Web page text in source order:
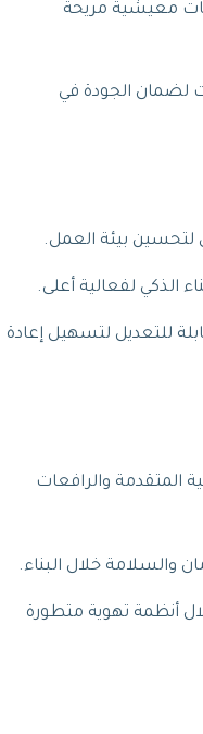
معيشية مريحة
لضمان الجودة في
لتحسين بيئة العمل.
الذكي لفعالية أعلى.
للتعديل لتسهيل إعادة
المتقدمة والرافعات
والسلامة خلال البناء.
أنظمة تهوية متطورة